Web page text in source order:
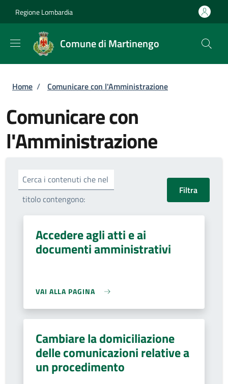
Regione Lombardia
Comune di Martinengo
Briciole di pane
Home / Comunicare con l'Amministrazione
Comunicare con
l'Amministrazione
Cerca i contenuti che nel
titolo contengono:
Accedere agli atti e ai
documenti amministrativi
VAI ALLA PAGINA
Cambiare la domiciliazione
delle comunicazioni relative a
un procedimento